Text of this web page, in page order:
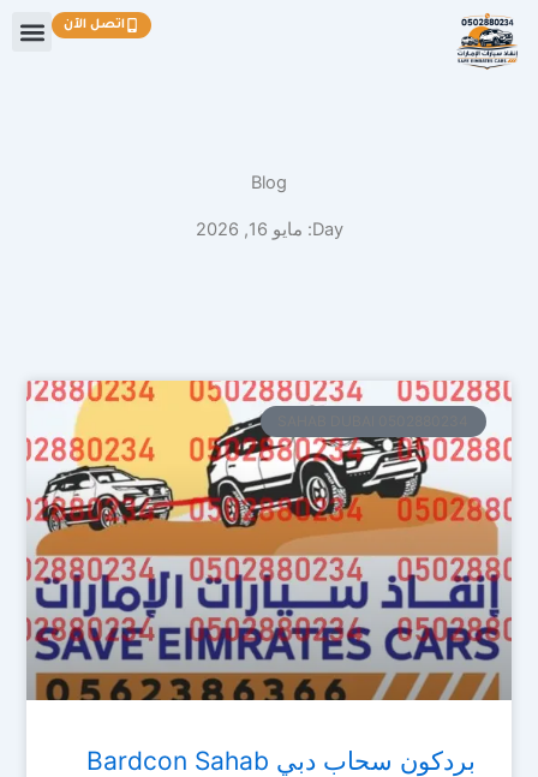
تخطي
إلى
المحتوى
اتصل الآن
Blog
Day: مايو 16, 2026
بردكون سحاب دبي Bardcon Sahab